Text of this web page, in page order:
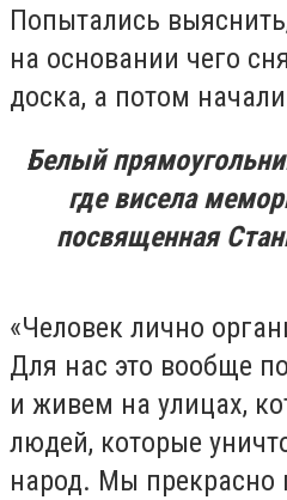
Попытались
на основании чего
доска, а потом
Белый
где висела
посвященная
«Человек лично
Для нас это вообще
и живем на улицах,
людей, которые
народ. Мы прекрасно